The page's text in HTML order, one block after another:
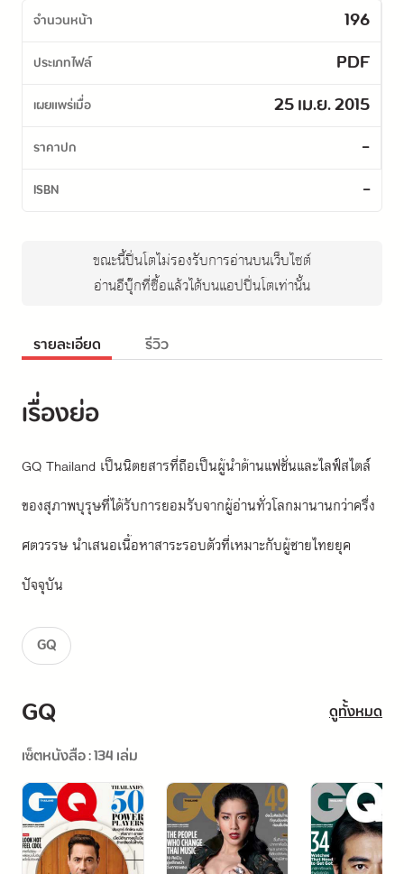
จำนวนหน้า 196
ประเภทไฟล์ PDF
เผยแพร่เมื่อ 25 เม.ย. 2015
ราคาปก -
ISBN -
ขณะนี้ปิ่นโตไม่รองรับการอ่านบนเว็บไซต์
อ่านอีบุ๊กที่ซื้อแล้วได้บนแอปปิ่นโตเท่านั้น
รายละเอียด รีวิว
เรื่องย่อ
GQ Thailand เป็นนิตยสารที่ถือเป็นผู้นำด้านแฟชั่นและไลฟ์สไตล์
ของสุภาพบุรุษที่ได้รับการยอมรับจากผู้อ่านทั่วโลกมานานกว่าครึ่ง
ศตวรรษ นำเสนอเนื้อหาสาระรอบตัวที่เหมาะกับผู้ชายไทยยุค
ปัจจุบัน
GQ
GQ
ดูทั้งหมด
เซ็ตหนังสือ : 134 เล่ม